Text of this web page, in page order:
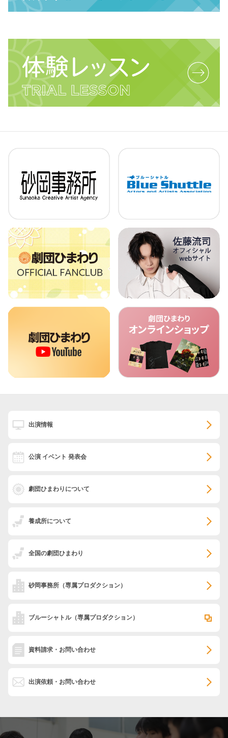
出演情報
公演 イベント 発表会
劇団ひまわりについて
養成所について
全国の劇団ひまわり
砂岡事務所 （専属プロダクション）
ブルーシャトル（専属プロダクション）
資料請求・お問い合わせ
出演依頼・お問い合わせ